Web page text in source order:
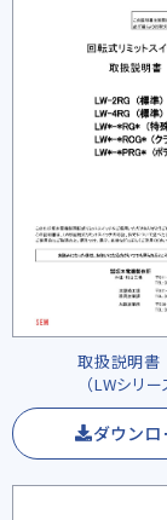
取扱説明
（LWシリー
ダウンロ